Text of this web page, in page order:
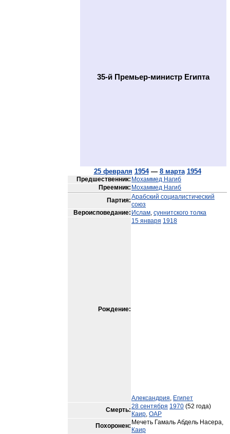
35-й Премьер-министр Египта
25 февраля 1954— 8 марта 1954
Предшественник: Мохаммед Нагиб
Преемник: Мохаммед Нагиб
Партия:Арабский социалистический
союз
Вероисповедание: Ислам, суннитского толка
Рождение:
15 января 1918
Александрия, Египет
Смерть:28 сентября 1970 (52 года)
Каир, ОАР
Похоронен: Мечеть Гамаль Абдель Насера,
Каир